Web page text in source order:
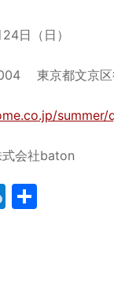
日（日）
東京都文京区
summer/
式会社baton
R